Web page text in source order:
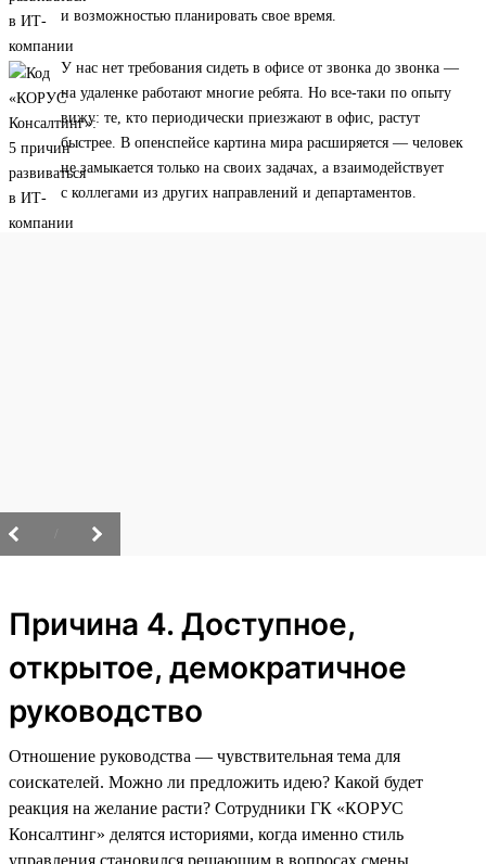
и возможностью планировать свое время.
У нас нет требования сидеть в офисе от звонка до звонка —
на удаленке работают многие ребята. Но все-таки по опыту
вижу: те, кто периодически приезжают в офис, растут
быстрее. В опенспейсе картина мира расширяется — человек
не замыкается только на своих задачах, а взаимодействует
с коллегами из других направлений и департаментов.
Причина 4. Доступное,
открытое, демократичное
руководство
Отношение руководства — чувствительная тема для
соискателей. Можно ли предложить идею? Какой будет
реакция на желание расти? Сотрудники ГК «КОРУС
Консалтинг» делятся историями, когда именно стиль
управления становился решающим в вопросах смены